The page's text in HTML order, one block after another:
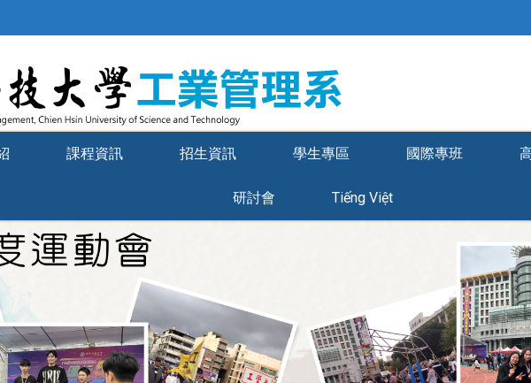
課程資訊 招生資訊 學生專區 國際專班
研討會 Tiếng Việt